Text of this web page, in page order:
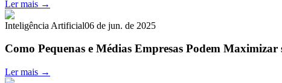
Ler mais →
Inteligência Artificial06 de jun. de 2025
Como Pequenas e Médias Empresas Podem
Ler mais →